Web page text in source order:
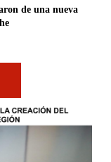
de una nueva